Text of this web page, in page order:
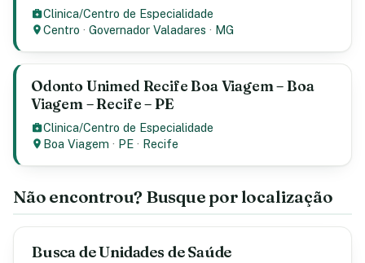
Clinica/Centro de Especialidade
Centro ·Governador Valadares · MG
Odonto Unimed Recife Boa Viagem – Boa
Viagem – Recife – PE
Clinica/Centro de Especialidade
Boa Viagem · PE · Recife
Não encontrou? Busque por localização
Busca de Unidades de Saúde